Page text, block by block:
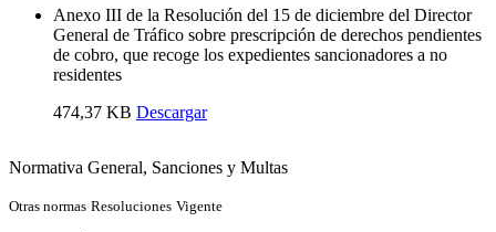
Anexo III de la Resolución del 15 de diciembre del Director
General de Tráfico sobre prescripción de derechos pendientes
de cobro, que recoge los expedientes sancionadores a no
residentes
474,37 KB Descargar
Normativa General, Sanciones y Multas
Otras normas Resoluciones Vigente